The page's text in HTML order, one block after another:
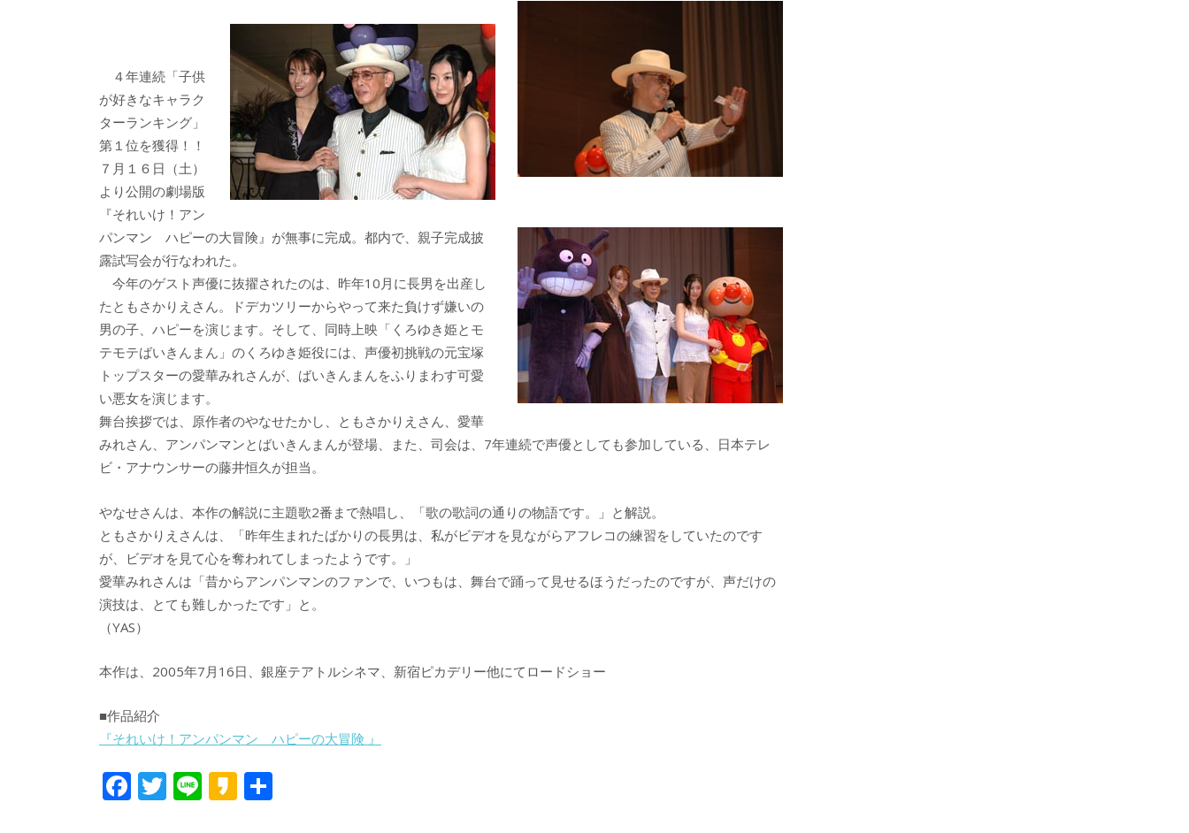
o
o
k
k
a
o
４年連続「子供
が好きなキャラク
ターランキング」
第１位を獲得！！
７月１６日（土）
より公開の劇場版
『それいけ！アン
パンマン ハピーの大冒険』が無事に完成。都内で、親子完成披
露試写会が行なわれた。
今年のゲスト声優に抜擢されたのは、昨年10月に長男を出産し
たともさかりえさん。ドデカツリーからやって来た負けず嫌いの
男の子、ハピーを演じます。そして、同時上映「くろゆき姫とモ
テモテばいきんまん」のくろゆき姫役には、声優初挑戦の元宝塚
トップスターの愛華みれさんが、ばいきんまんをふりまわす可愛
い悪女を演じます。
舞台挨拶では、原作者のやなせたかし、ともさかりえさん、愛華
みれさん、アンパンマンとばいきんまんが登場、また、司会は、7年連続で声優としても参加している、日本テレ
ビ・アナウンサーの藤井恒久が担当。
やなせさんは、本作の解説に主題歌2番まで熱唱し、「歌の歌詞の通りの物語です。」と解説。
ともさかりえさんは、「昨年生まれたばかりの長男は、私がビデオを見ながらアフレコの練習をしていたのです
が、ビデオを見て心を奪われてしまったようです。」
愛華みれさんは「昔からアンパンマンのファンで、いつもは、舞台で踊って見せるほうだったのですが、声だけの
演技は、とても難しかったです」と。
（YAS）
本作は、2005年7月16日、銀座テアトルシネマ、新宿ピカデリー他にてロードショー
■作品紹介
『それいけ！アンパンマン ハピーの大冒険 』
F T Li K